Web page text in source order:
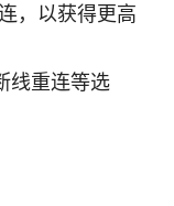
，以获得更高
线重连等选